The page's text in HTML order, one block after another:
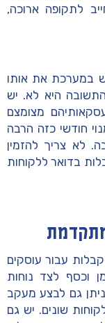
לתקופה ארוכה,
במערכת את אותו
היא לא. יש
מצומצם
של מנוי חודשי כזה הרבה
לא צריך להזמין
בדואר ללקוחות
עבור עוסקים
וכסף לצד נוחות
גם לבצע מעקב
שונים. יש גם